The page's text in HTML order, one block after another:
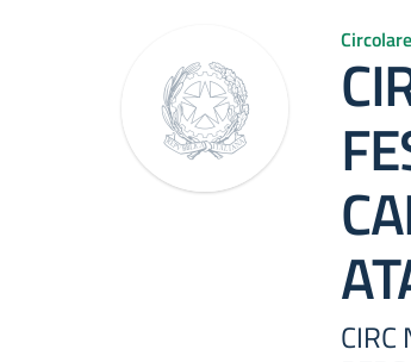
CIRC